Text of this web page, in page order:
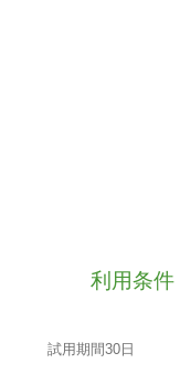
利用条件
試用期間30日